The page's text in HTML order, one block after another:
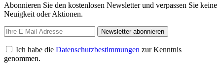
Abonnieren Sie den kostenlosen Newsletter und verpassen Sie keine
Neuigkeit oder Aktionen.
Newsletter abonnieren
Ich habe die Datenschutzbestimmungen zur Kenntnis
genommen.